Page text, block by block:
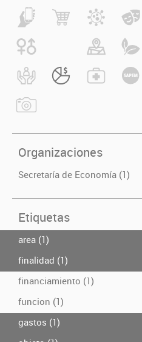
Organizaciones
Secretaría de Economía (1)
Etiquetas
area (1)
finalidad (1)
financiamiento (1)
funcion (1)
gastos (1)